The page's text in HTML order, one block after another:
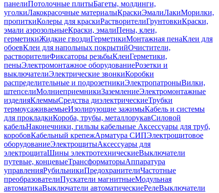
панелиПотолочные плитыБагеты, молдинги,
уголкиЛакокрасочные материалыКраскиЭмалиЛакиМорилки,
пропиткиКолеры для краскиРастворителиГрунтовкиКраски,
эмали аэрозольныеКраски, эмалиПены, клеи,
герметикиЖидкие гвоздиГерметикиМонтажная пенаКлеи для
обоевКлеи для напольных покрытийОчистители,
растворителиФиксаторы резьбыКлеиГерметики,
пеныЭлектромонтажное оборудованиеРозетки и
выключателиЭлектрические звонкиКоробки
распределительные и подрозетникиЭлектропатроныВилки,
штепселиМолниеприемникиЗаземлениеЭлектромонтажные
изделияКлеммыСредства диэлектрическиеТрубки
термоусаживаемыеИзолирующие зажимыКабель и системы
для прокладкиКороба, трубы, металлорукавСиловой
кабельНаконечники, гильзы кабельные Аксессуары для труб,
коробовКабельный крепежАрматура СИПЭлектрощитовое
оборудованиеЭлектрощитыАксессуары для
электрощитаШины электротехническиеВыключатели
путевые, концевыеТрансформаторыАппаратура
управленияРубильникиПредохранителиЧастотные
преобразователиПускатели магнитныеМодульная
автоматикаВыключатели автоматическиеРелеВыключатели